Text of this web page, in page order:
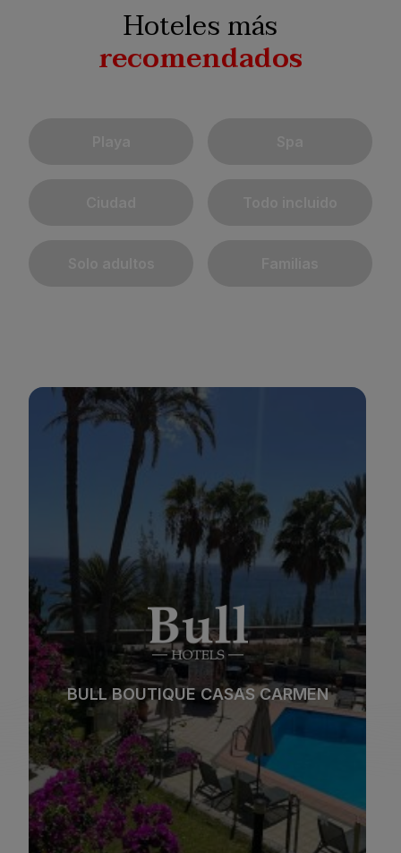
Hoteles más
recomendados
BULL REINA ISABEL & SPA
* *
BULL REINA ISABEL & SPA
* * **
Playa Spa
Ciudad Todo incluido
Solo adultos Familias
Ver hotel